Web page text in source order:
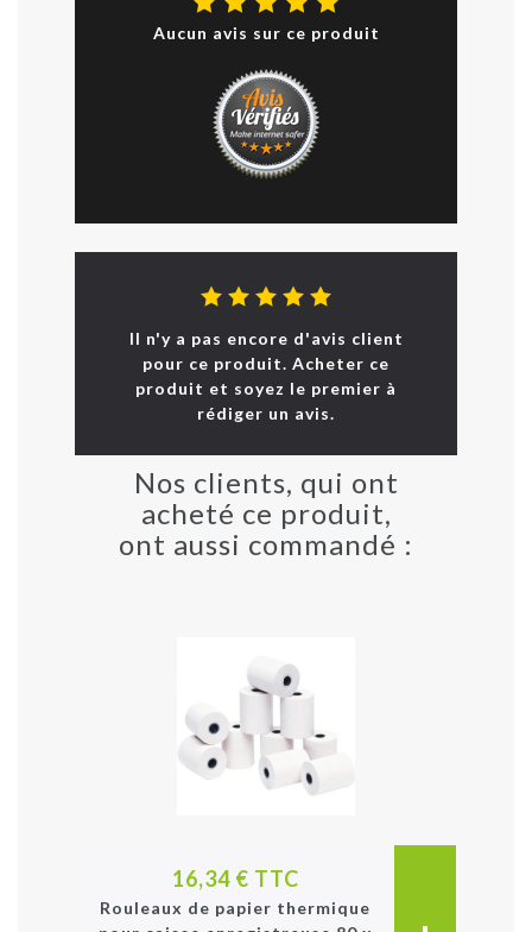
Aucun avis sur ce produit
Il n'y a pas encore d'avis client
pour ce produit. Acheter ce
produit et soyez le premier à
rédiger un avis.
Nos clients, qui ont
acheté ce produit,
ont aussi commandé :
16,34 € TTC
Rouleaux de papier thermique